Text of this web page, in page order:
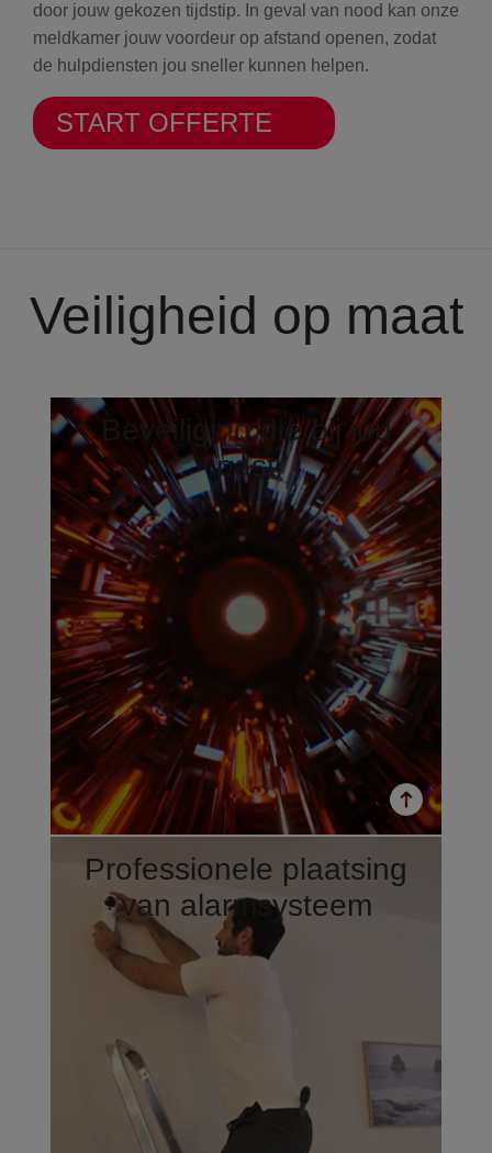
door jouw gekozen tijdstip. In geval van nood kan onze
meldkamer jouw voordeur op afstand openen, zodat
de hulpdiensten jou sneller kunnen helpen.
START OFFERTE
Veiligheid op maat
Beveiliging die bij jou
past
Professionele plaatsing
van alarmsysteem